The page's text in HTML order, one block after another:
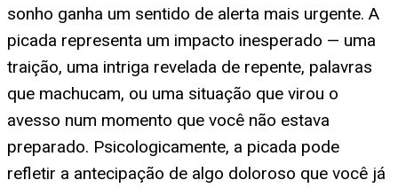
sonho ganha um sentido de alerta mais urgente. A
picada representa um impacto inesperado — uma
traição, uma intriga revelada de repente, palavras
que machucam, ou uma situação que virou o
avesso num momento que você não estava
preparado. Psicologicamente, a picada pode
refletir a antecipação de algo doloroso que você já